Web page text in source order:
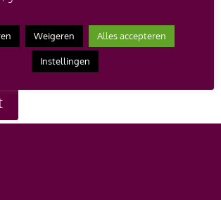
een vraag over een bepaald sieraad, of
maken om te komen passen? Neem
me op en ik help je graag verder.
Weigeren Alles accepteren
Instellingen